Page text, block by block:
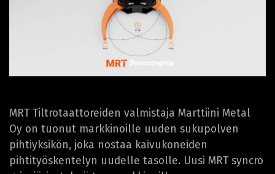
MRT Tiltrotaattoreiden valmistaja Marttiini Metal
Oy on tuonut markkinoille uuden sukupolven
pihtiyksikön, joka nostaa kaivukoneiden
pihtityöskentelyn uudelle tasolle. Uusi MRT syncro